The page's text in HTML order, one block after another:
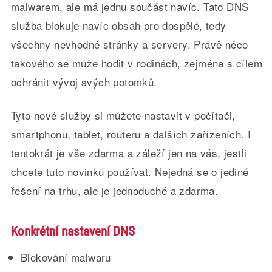
malwarem, ale má jednu součást navíc. Tato DNS
služba blokuje navíc obsah pro dospělé, tedy
všechny nevhodné stránky a servery. Právě něco
takového se může hodit v rodinách, zejména s cílem
ochránit vývoj svých potomků.
Tyto nové služby si můžete nastavit v počítači,
smartphonu, tablet, routeru a dalších zařízeních. I
tentokrát je vše zdarma a záleží jen na vás, jestli
chcete tuto novinku používat. Nejedná se o jediné
řešení na trhu, ale je jednoduché a zdarma.
Konkrétní nastavení DNS
Blokování malwaru